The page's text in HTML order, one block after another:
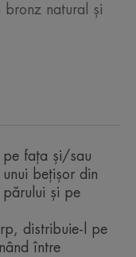
skvrn.
pokožky.
pocit.
bronz natural și
pe fața și/sau
bețișor din
și pe
distribuie-l pe
între